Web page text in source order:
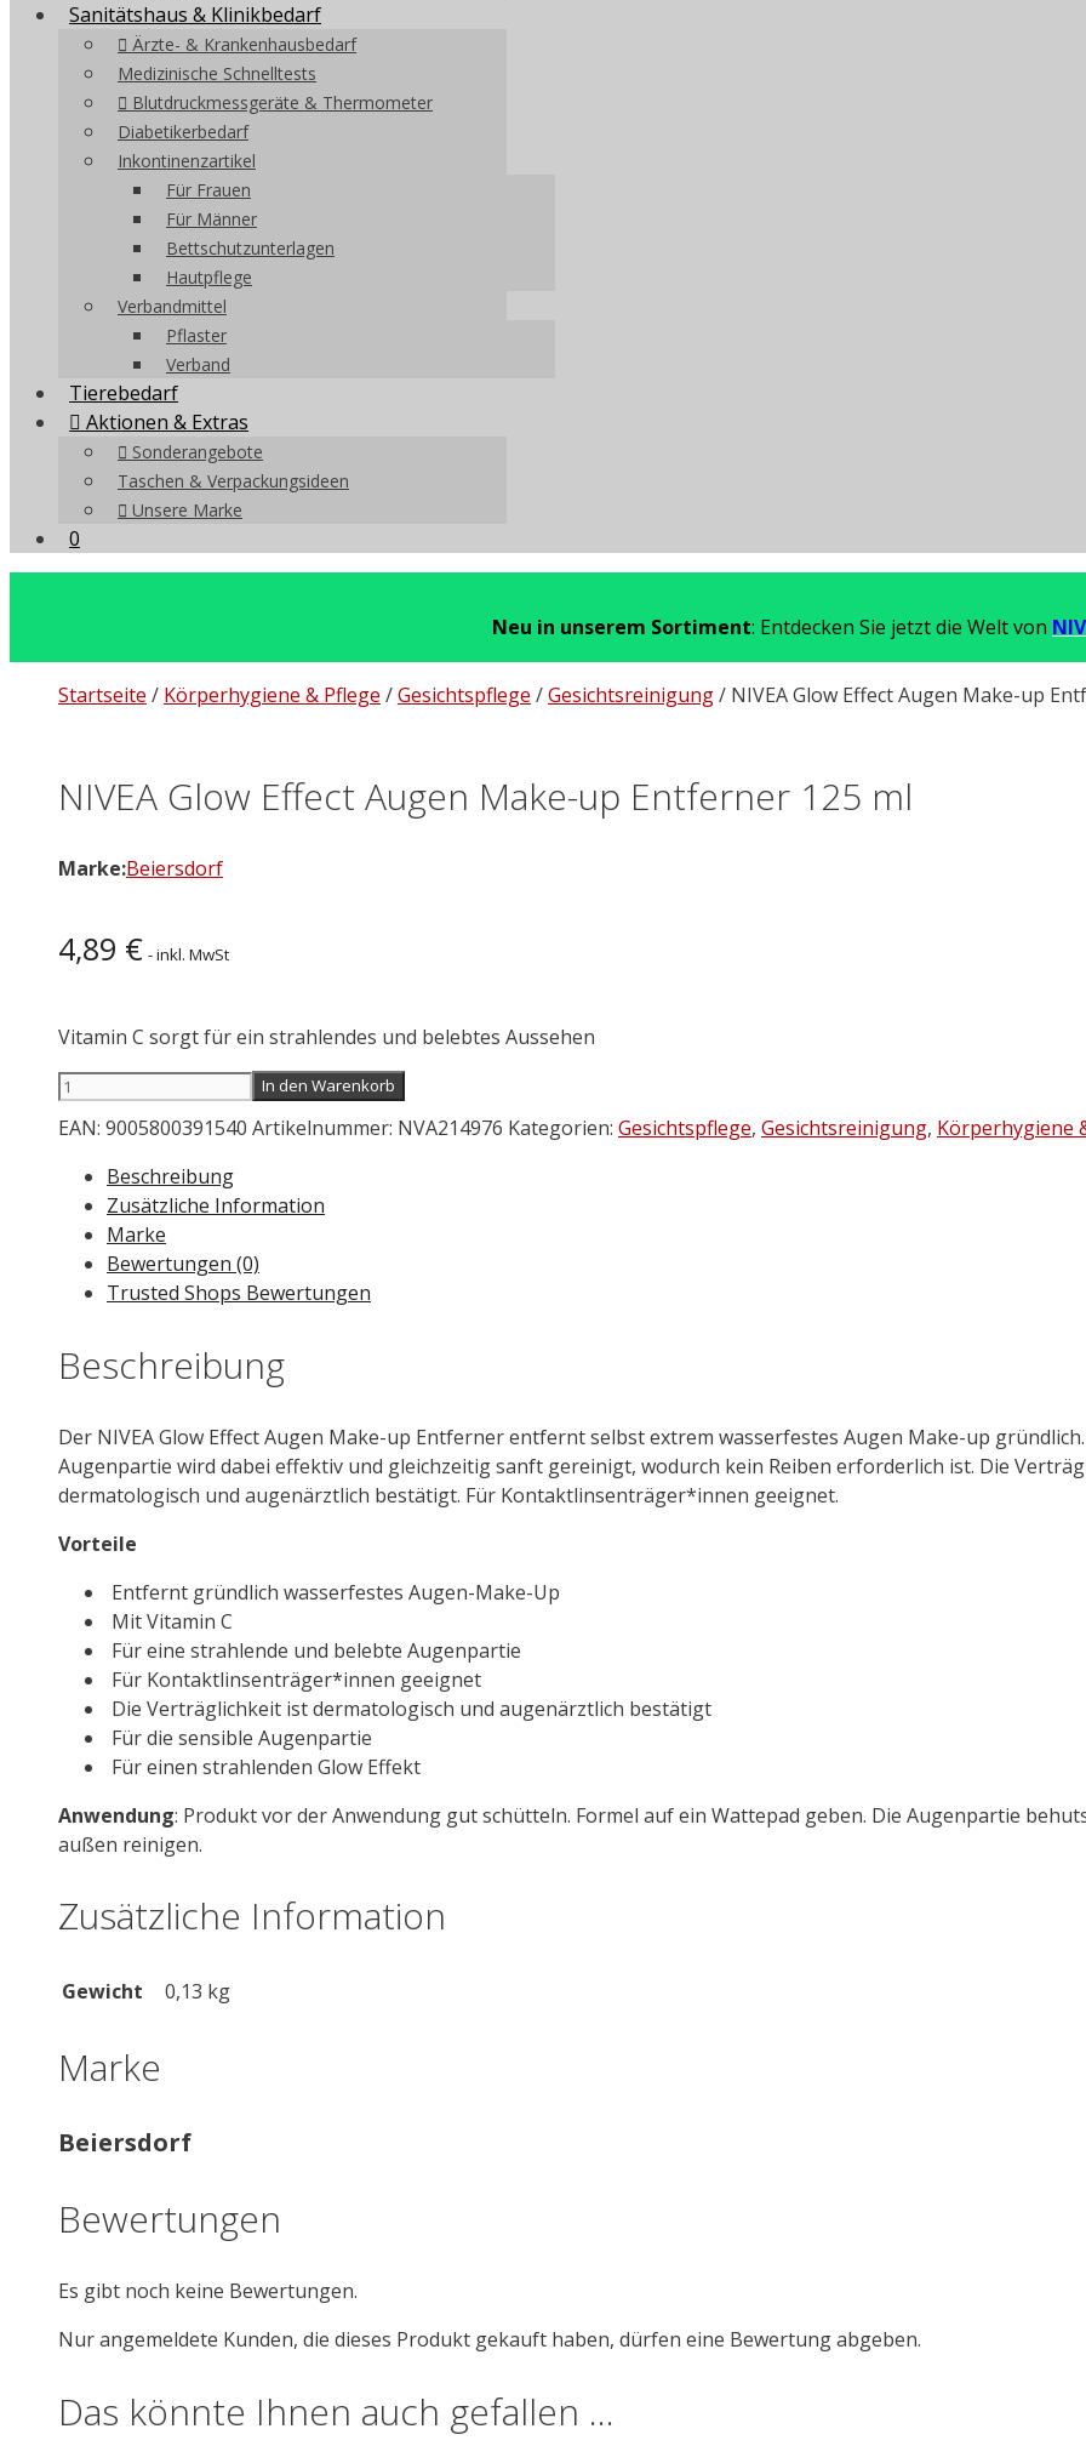
Sanitätshaus & Klinikbedarf
Ärzte- & Krankenhausbedarf
Medizinische Schnelltests
Blutdruckmessgeräte & Thermometer
Diabetikerbedarf
Inkontinenzartikel
Für Frauen
Für Männer
Bettschutzunterlagen
Hautpflege
Verbandmittel
Pflaster
Verband
Tierebedarf
Aktionen & Extras
Sonderangebote
Taschen & Verpackungsideen
Unsere Marke
0
Neu in unserem Sortiment: Entdecken Sie jetzt die Welt von
Startseite / Körperhygiene & Pflege /Gesichtspflege /Gesichtsreinigung/ NIVEA Glow Effect Augen Make-up
NIVEA Glow Effect Augen Make-up Entferner 125 ml
Marke:Beiersdorf
4,89 € - inkl. MwSt
Vitamin C sorgt für ein strahlendes und belebtes Aussehen
NIVEA
Effect
Augen
Make-
Entferner
125
In den Warenkorb
EAN: 9005800391540 Artikelnummer: NVA214976 Kategorien: Gesichtspflege, Gesichtsreinigung, Körperhygiene
Beschreibung
Zusätzliche Information
Marke
Bewertungen (0)
Trusted Shops Bewertungen
Beschreibung
Der NIVEAGlow Effect Augen Make-up Entferner entfernt selbst extrem wasserfestes Augen Make-up
Augenpartie wird dabei effektiv und gleichzeitig sanft gereinigt, wodurch kein Reiben erforderlich ist. Die
dermatologisch und augenärztlich bestätigt. Für Kontaktlinsenträger*innen geeignet.
Vorteile
Entfernt gründlich wasserfestes Augen-Make-Up
MitVitamin C
Für eine strahlende und belebte Augenpartie
Für Kontaktlinsenträger*innen geeignet
Die Verträglichkeit ist dermatologisch und augenärztlich bestätigt
Für die sensible Augenpartie
Für einen strahlenden Glow Effekt
Anwendung: Produkt vor der Anwendung gut schütteln. Formel auf ein Wattepad geben. Die Augenpartie
außen reinigen.
Zusätzliche Information
Gewicht 0,13 kg
Marke
Beiersdorf
Bewertungen
Es gibt noch keine Bewertungen.
Nur angemeldete Kunden, die dieses Produkt gekauft haben, dürfen eine Bewertung abgeben.
Das könnte Ihnen auch gefallen …